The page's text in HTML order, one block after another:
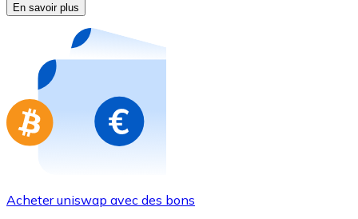
Nouveau
Achetez des cartes-cadeaux de vos marques
Aller à la boutique de cartes-cadeaux
En savoir plus
Acheter uniswap avec des bons